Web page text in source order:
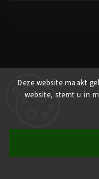
Deze website maakt
website, stemt u in